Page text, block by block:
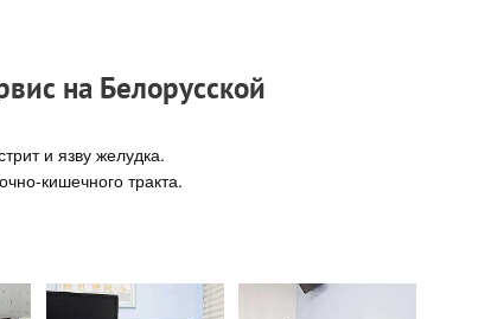
на Белорусской
и язву желудка.
кишечного тракта.